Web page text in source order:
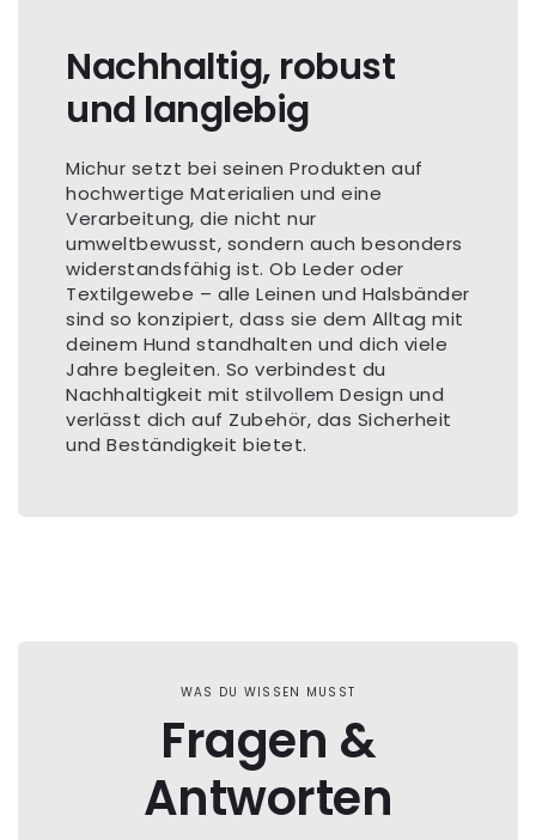
Nachhaltig, robust
und langlebig
Michur setzt bei seinen Produkten auf
hochwertige Materialien und eine
Verarbeitung, die nicht nur
umweltbewusst, sondern auch besonders
widerstandsfähig ist. Ob Leder oder
Textilgewebe – alle Leinen und Halsbänder
sind so konzipiert, dass sie dem Alltag mit
deinem Hund standhalten und dich viele
Jahre begleiten. So verbindest du
Nachhaltigkeit mit stilvollem Design und
verlässt dich auf Zubehör, das Sicherheit
und Beständigkeit bietet.
WAS DU WISSEN MUSST
Fragen &
Antworten